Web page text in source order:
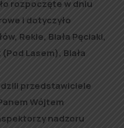
rozpoczęte w dniu
i dotyczyło
Rekle, Biała Pęciaki,
(Pod Lasem), Biała
przedstawiciele
Wójtem
nadzoru